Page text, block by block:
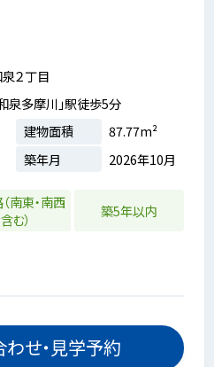
２丁目
泉多摩川」駅徒歩5分
建物面積
87.77m²
築年月 2026年10月
南東・南西
含む）
築5年以内
せ・見学予約